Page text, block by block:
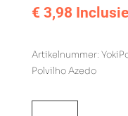
€ 3,98
Artikelnummer:
Polvilho Azedo